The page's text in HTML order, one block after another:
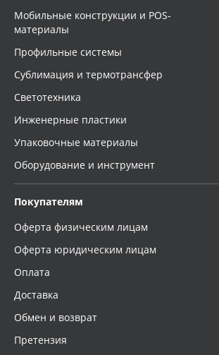
Мобильные конструкции и POS-
материалы
Профильные системы
Сублимация и термотрансфер
Светотехника
Инженерные пластики
Упаковочные материалы
Оборудование и инструмент
Покупателям
Оферта физическим лицам
Оферта юридическим лицам
Оплата
Доставка
Обмен и возврат
Претензия